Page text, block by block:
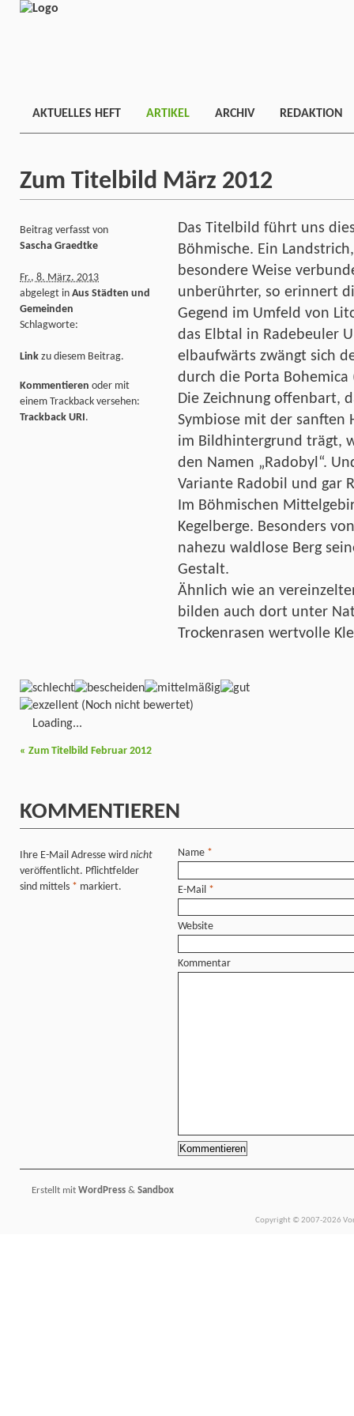
AKTUELLES HEFT ARTIKEL ARCHIV REDAKTION
Zum Titelbild März 2012
Das Titelbild führt uns
Böhmische. Ein
besondere Weise
unberührter, so erinnert
Gegend im Umfeld von
das Elbtal in Radebeuler
elbaufwärts zwängt sich
durch die Porta Bohemica
Die Zeichnung offenbart,
Symbiose mit der sanften
im Bildhintergrund trägt,
den Namen „Radobyl“.
Variante Radobil und gar
Im Böhmischen
Kegelberge. Besonders
nahezu waldlose Berg
Gestalt.
Ähnlich wie an
bilden auch dort unter
Trockenrasen wertvolle
Beitrag verfasst von
Sascha Graedtke
Fr., 8. März. 2013
abgelegt in Aus Städten und
Gemeinden
Schlagworte:
Link zu diesem Beitrag.
Kommentieren oder mit
einem Trackback versehen:
Trackback URI.
(Noch nicht bewertet)
Loading...
« Zum Titelbild Februar 2012
KOMMENTIEREN
Ihre E-Mail Adresse wird nicht
veröffentlicht. Pflichtfelder
sind mittels * markiert.
Name *
E-Mail *
Website
Kommentar
Erstellt mit WordPress & Sandbox
Copyright © 2007-2026